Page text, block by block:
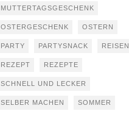
MUTTERTAGSGESCHENK
OSTERGESCHENK OSTERN
PARTY PARTYSNACK REISEN
REZEPT REZEPTE
SCHNELL UND LECKER
SELBER MACHEN SOMMER